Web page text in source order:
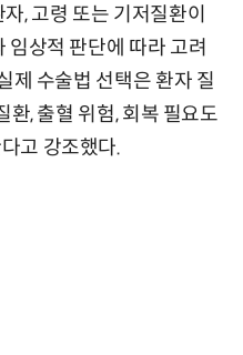
, 고령 또는 기저질환이
임상적 판단에 따라 고려
제 수술법 선택은 환자 질
환, 출혈 위험, 회복 필요도
고 강조했다.